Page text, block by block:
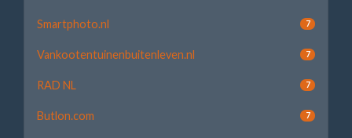
Smartphoto.nl 7
Vankootentuinenbuitenleven.nl 7
RAD NL 7
Butlon.com 7